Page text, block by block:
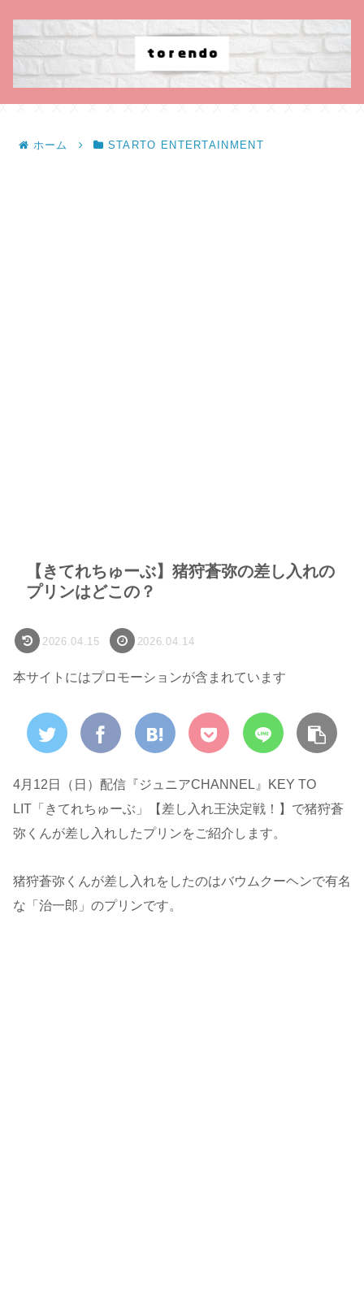
ホーム STARTO ENTERTAINMENT
【きてれちゅーぶ】猪狩蒼弥の差し入れの
プリンはどこの？
2026.04.15 2026.04.14
本サイトにはプロモーションが含まれています
4月12日（日）配信『ジュニアCHANNEL』KEY TO
LIT「きてれちゅーぶ」【差し入れ王決定戦！】で猪狩蒼
弥くんが差し入れしたプリンをご紹介します。
猪狩蒼弥くんが差し入れをしたのはバウムクーヘンで有名
な「治一郎」のプリンです。